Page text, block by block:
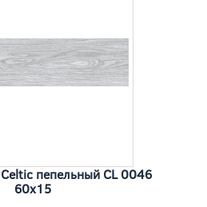
пепельный CL 0046
60x15